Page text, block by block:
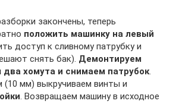
закончены, теперь
положить машинку на левый
доступ к сливному патрубку и
снять бак). Демонтируем
хомута и снимаем патрубок.
мм) выкручиваем винты и
. Возвращаем машину в исходное